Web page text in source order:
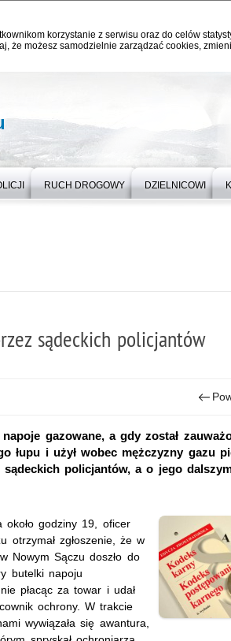
korzystanie z serwisu oraz do celów
że możesz samodzielnie zarządzać cookies,
RUCH DROGOWY DZIELNICOWI
sądeckich policjantów
gazowane, a gdy został
łupu i użył wobec mężczyzny gazu
policjantów, a o jego
około godziny 19, oficer
otrzymał zgłoszenie, że w
Nowym Sączu doszło do
butelki napoju
płacąc za towar i udał
ochrony. W trakcie
wywiązała się awantura,